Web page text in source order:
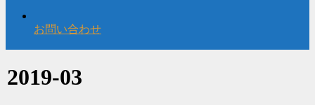
お問い合わせ
2019-03